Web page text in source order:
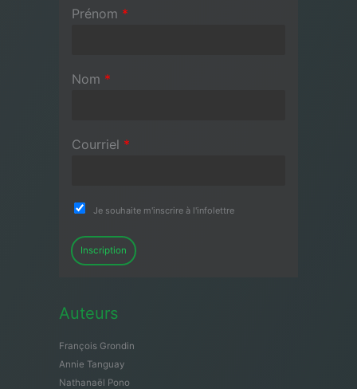
Prénom *
Nom *
Courriel *
Je souhaite m'inscrire à l'infolettre
Inscription
Auteurs
François Grondin
Annie Tanguay
Nathanaël Pono